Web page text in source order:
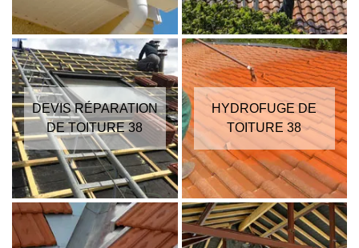
DEVIS RÉPARATION
DE TOITURE 38
HYDROFUGE DE
TOITURE 38